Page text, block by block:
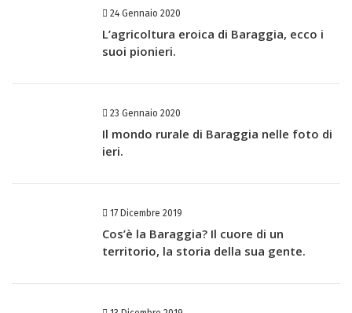
24 Gennaio 2020
L’agricoltura eroica di Baraggia, ecco i
suoi pionieri.
23 Gennaio 2020
Il mondo rurale di Baraggia nelle foto di
ieri.
17 Dicembre 2019
Cos’è la Baraggia? Il cuore di un
territorio, la storia della sua gente.